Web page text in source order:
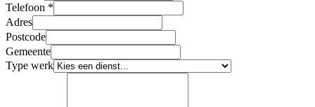
Telefoon *
Adres
Postcode
Gemeente
Type werk